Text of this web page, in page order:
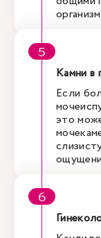
Камни в
Если
это